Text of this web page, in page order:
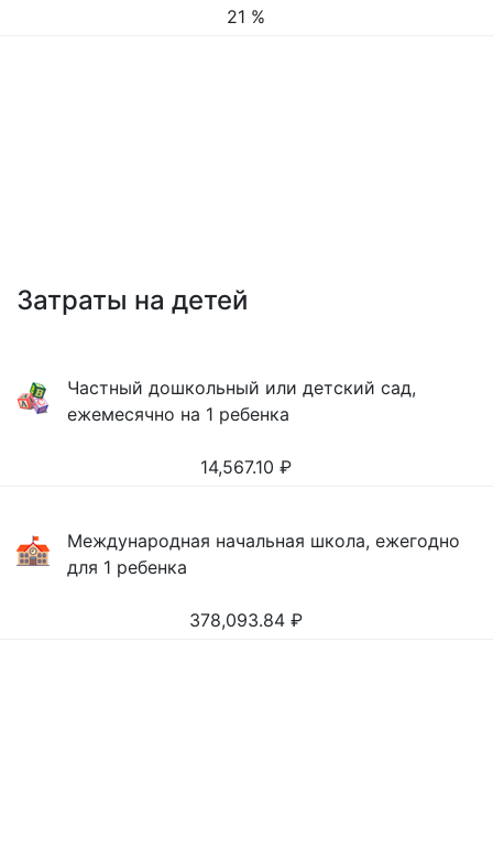
21 %
Затраты на детей
Частный дошкольный или детский сад,
ежемесячно на 1 ребенка
14,567.10 ₽
Международная начальная школа, ежегодно
для 1 ребенка
378,093.84 ₽